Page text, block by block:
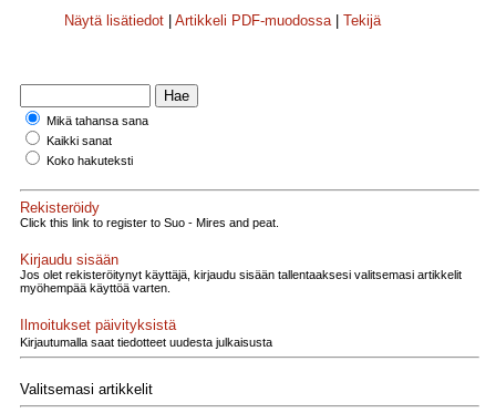
Näytä lisätiedot
Artikkeli PDF-muodossa| Tekijä
Mikä tahansa sana
Kaikki sanat
Koko hakuteksti
Rekisteröidy
Click this link to register to Suo - Mires and peat.
Kirjaudu sisään
Jos olet rekisteröitynyt käyttäjä, kirjaudu sisään tallentaaksesi valitsemasi artikkelit
myöhempää käyttöä varten.
Ilmoitukset päivityksistä
Kirjautumalla saat tiedotteet uudesta julkaisusta
Valitsemasi artikkelit